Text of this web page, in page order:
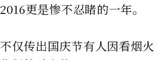
2016更是惨不忍睹的一年。
不仅传出国庆节有人因看烟